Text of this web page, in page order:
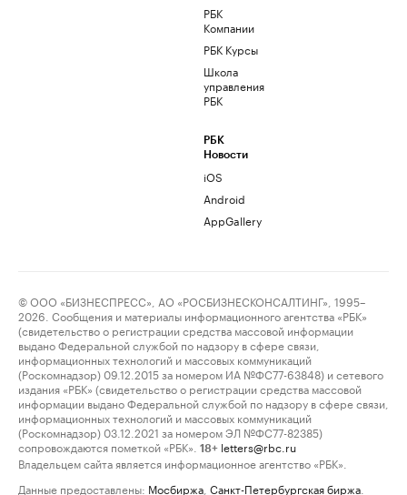
РБК
Компании
РБК Курсы
Школа
управления
РБК
РБК
Новости
iOS
Android
AppGallery
© ООО «БИЗНЕСПРЕСС», АО «РОСБИЗНЕСКОНСАЛТИНГ», 1995–
2026. Сообщения и материалы информационного агентства «РБК»
(свидетельство о регистрации средства массовой информации
выдано Федеральной службой по надзору в сфере связи,
информационных технологий и массовых коммуникаций
(Роскомнадзор) 09.12.2015 за номером ИА №ФС77-63848) и сетевого
издания «РБК» (свидетельство о регистрации средства массовой
информации выдано Федеральной службой по надзору в сфере связи,
информационных технологий и массовых коммуникаций
(Роскомнадзор) 03.12.2021 за номером ЭЛ №ФС77-82385)
сопровождаются пометкой «РБК».
18+ letters@rbc.ru
Владельцем сайта является информационное агентство «РБК».
Данные предоставлены: Мосбиржа Санкт-Петербургская биржа